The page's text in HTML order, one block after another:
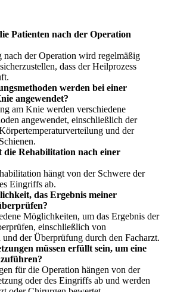
Patienten nach der Operation
nach der Operation wird regelmäßig
dass der Heilprozess
werden bei einer
angewendet?
am Knie werden verschiedene
angewendet, einschließlich der
und der
die Rehabilitation nach einer
hängt von der Schwere der
Eingriffs ab.
das Ergebnis meiner
Möglichkeiten, um das Ergebnis der
einschließlich von
und der Überprüfung durch den Facharzt.
müssen erfüllt sein, um eine
für die Operation hängen von der
oder des Eingriffs ab und werden